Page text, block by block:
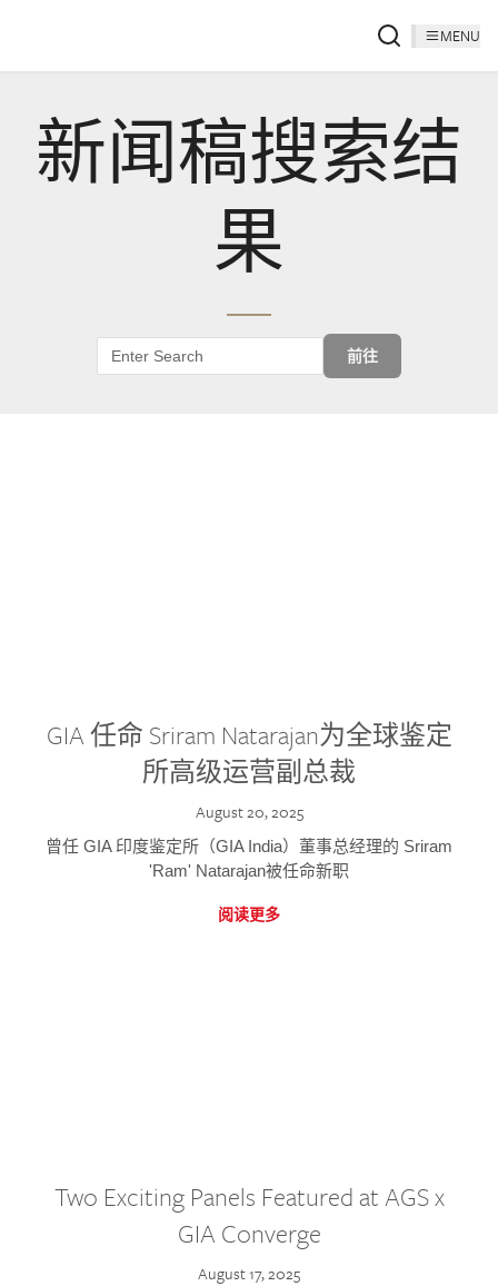
MENU
新闻稿搜索结
果
前往
GIA 任命 Sriram Natarajan为全球鉴定
所高级运营副总裁
August 20, 2025
曾任 GIA 印度鉴定所（GIA India）董事总经理的 Sriram
'Ram' Natarajan被任命新职
阅读更多
Two Exciting Panels Featured at AGS x
GIA Converge
August 17, 2025